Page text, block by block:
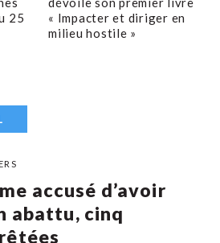
25
« Impacter et diriger en
milieu hostile »
accusé d’avoir
abattu, cinq